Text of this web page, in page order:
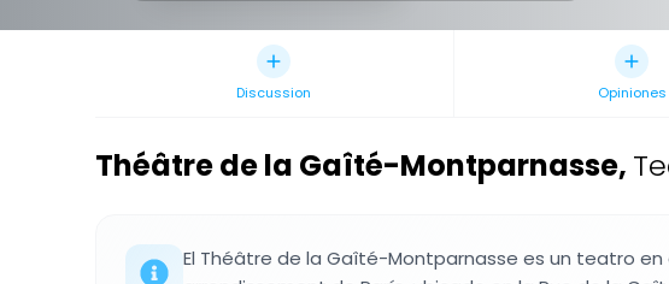
Discussion Opiniones
Théâtre de la Gaîté-Montparnasse,
El Théâtre de la Gaîté-Montparnasse es un teatro en